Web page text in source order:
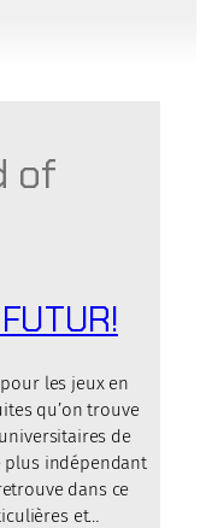
of
pour les jeux en
qu’on trouve
de
plus indépendant
dans ce
et…